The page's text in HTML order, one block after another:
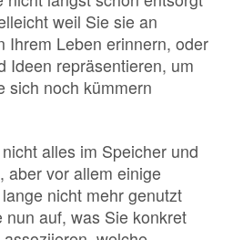
weil Sie sie an
Ihrem Leben erinnern, oder
Ideen repräsentieren, um
sich noch kümmern
alles im Speicher und
aber vor allem einige
nicht mehr genutzt
nun auf, was Sie konkret